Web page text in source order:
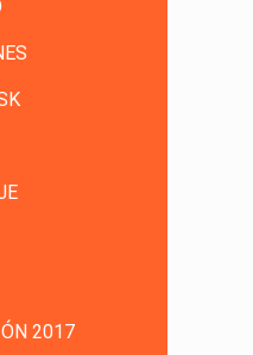
2017